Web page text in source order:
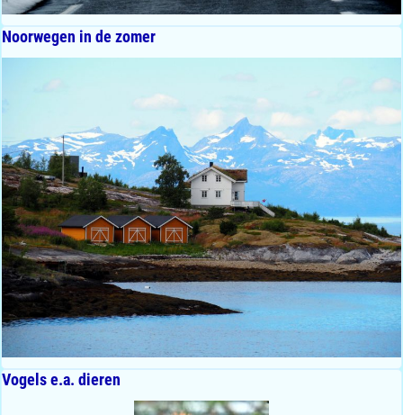
Noorwegen in de zomer
Vogels e.a. dieren